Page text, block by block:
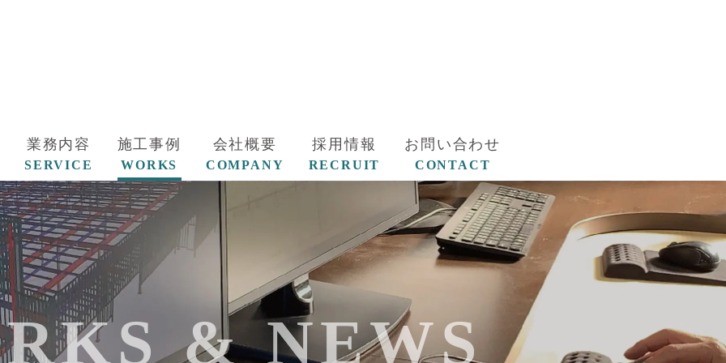
業務内容
SERVICE
施工事例
WORKS
会社概要
COMPANY
採用情報
RECRUIT
お問い合わせ
CONTACT
& NEWS